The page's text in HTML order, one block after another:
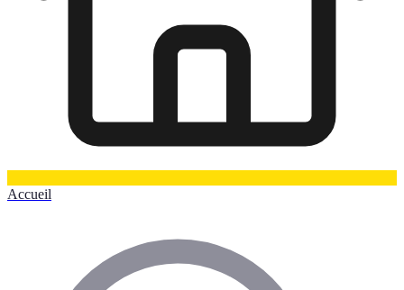
Accueil